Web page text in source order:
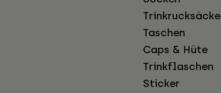
Trinkrucksäcke
Taschen
Caps & Hüte
Trinkflaschen
Sticker